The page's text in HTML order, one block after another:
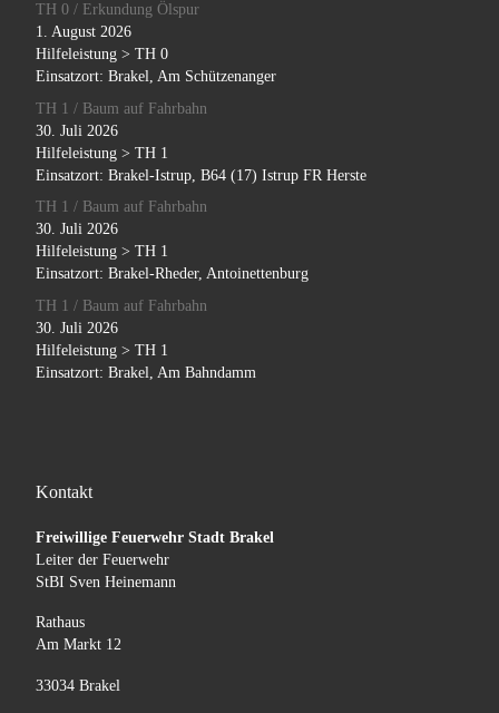
TH 0 / Erkundung Ölspur
1. August 2026
Hilfeleistung > TH 0
Einsatzort: Brakel, Am Schützenanger
TH 1 / Baum auf Fahrbahn
30. Juli 2026
Hilfeleistung > TH 1
Einsatzort: Brakel-Istrup, B64 (17) Istrup FR Herste
TH 1 / Baum auf Fahrbahn
30. Juli 2026
Hilfeleistung > TH 1
Einsatzort: Brakel-Rheder, Antoinettenburg
TH 1 / Baum auf Fahrbahn
30. Juli 2026
Hilfeleistung > TH 1
Einsatzort: Brakel, Am Bahndamm
Kontakt
Freiwillige Feuerwehr Stadt Brakel
Leiter der Feuerwehr
StBI Sven Heinemann
Rathaus
Am Markt 12
33034 Brakel